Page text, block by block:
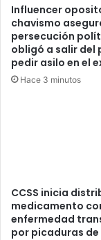
Influencer
chavismo
persecución
obligó a salir del
pedir asilo en el
Hace 3 minutos
CCSS inicia
medicamento
enfermedad
por picaduras